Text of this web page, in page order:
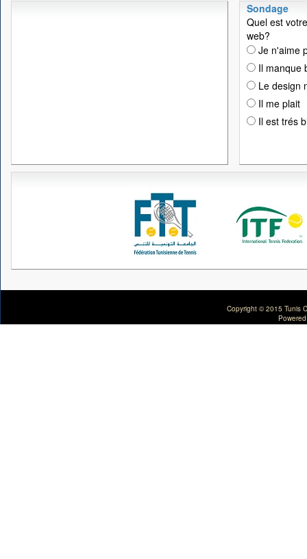
Sondage
Quel est
web?
Je n'aime
Il manque
Le design
Il me plait
Il est trés
Copyright © 2015 Tunis